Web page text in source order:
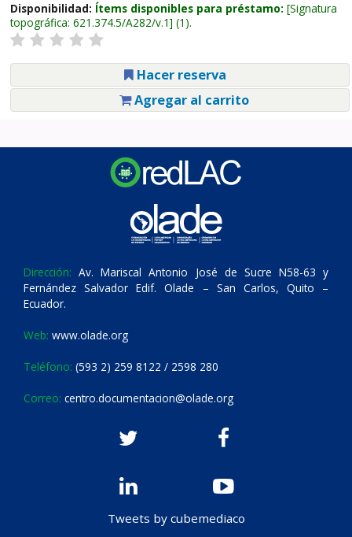
Disponibilidad: Ítems disponibles para préstamo: Signatura
topográfica: 621.374.5/A282/v.1 (1).
Hacer reserva
Agregar al carrito
Dirección: Av. Mariscal Antonio José de Sucre N58-63 y
Fernández Salvador Edif. Olade – San Carlos, Quito –
Ecuador.
Web: www.olade.org
Teléfono: (593 2) 259 8122 / 2598 280
Correo: centro.documentacion@olade.org
Tweets by cubemediaco